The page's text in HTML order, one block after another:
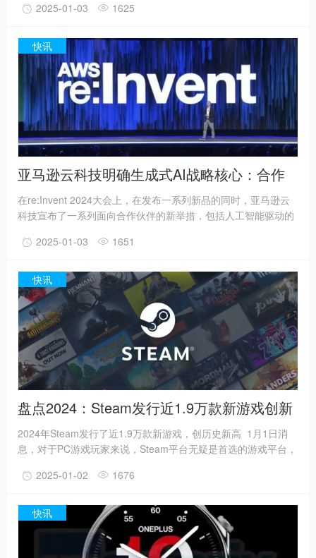
温泉等成为热门选项。同程旅行平台上，2025年元旦“跨年酒店”
上涨近两成。飞猪数据显示，国内高星酒店预订需求依然强劲，
近一周预订量同比去年同期增长超40%；出境游人均预订量同比
去年双位数增长，消费者在选择出境旅游跨年时，更倾向于一次
性玩得更多样、更丰富。
2025-01-03 1625
快讯
亚马逊云科技明确生成式AI战略核心：合作
伙伴
在re:Invent 2024大会上，在发布一系列新品的同时，亚马逊云
科技宣布了一系列面向合作伙伴的新举措，包括人工智能驱动的
亚马逊云科技能力认证等，旨在赋能合作伙伴为各行各业的客户
并与客户建立更紧密的关系，在日益激烈的竞争市场中脱颖而
出。
2025-01-03 1651
快讯
盘点2024：Steam发行近1.9万款新游戏创新
高，任天堂成年度唯一“零裁员”游戏巨头
2024年Steam发行了近1.9万款新游戏，创历史新高 1月1日消
息，对于PC游戏玩家来说，Steam平台无疑是首选的游戏平台，
业界占据领先地位。虽然面临着来自Epic Games和其他平台的
的数据，2024年Steam共发行了18999款游戏（且数据仍在更
新），打破了去年14311款的纪录，创下历史新高。
2025-01-02 1676
快讯